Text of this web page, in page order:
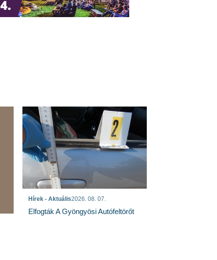
Hírek - Aktuális2026. 08. 07.
Elfogták A Gyöngyösi Autófeltörőt